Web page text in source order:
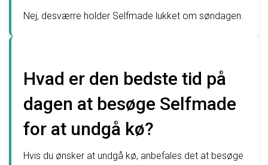
Nej, desværre holder Selfmade lukket om søndagen.
Hvad er den bedste tid på
dagen at besøge Selfmade
for at undgå kø?
Hvis du ønsker at undgå kø, anbefales det at besøge